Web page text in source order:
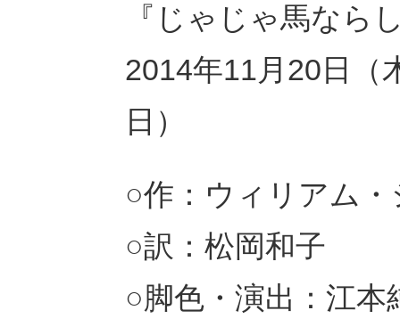
『じゃじゃ馬なら
2014年11月20日（
日）
○作：ウィリアム
○訳：松岡和子
○脚色・演出：江本